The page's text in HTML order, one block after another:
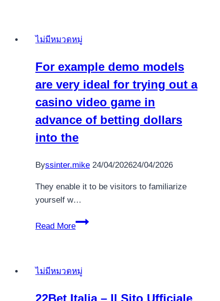
Lucky
express
Spielautomat
bei
Bf
Games-
Anbieter
ไม่มีหมวดหมู่
For example demo models
are very ideal for trying out a
casino video game in
advance of betting dollars
into the
Byssinter.mike 24/04/202624/04/2026
They enable it to be visitors to familiarize
yourself w…
Read More
For
are
ไม่มีหมวดหมู่